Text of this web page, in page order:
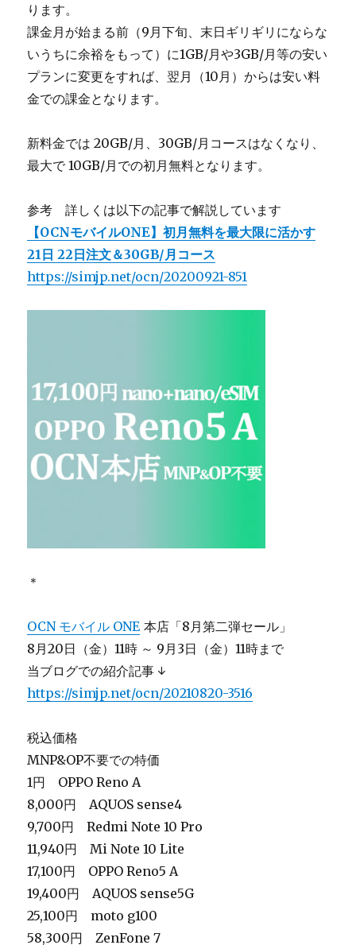
ります。
課金月が始まる前（9月下旬、末日ギリギリにならな
いうちに余裕をもって）に1GB/月や3GB/月等の安い
プランに変更をすれば、翌月（10月）からは安い料
金での課金となります。
新料金では 20GB/月、30GB/月コースはなくなり、
最大で 10GB/月での初月無料となります。
参考 詳しくは以下の記事で解説しています
【OCNモバイルONE】初月無料を最大限に活かす
21日 22日注文＆30GB/月コース
https://simjp.net/ocn/20200921-851
＊
OCN モバイル ONE 本店「8月第二弾セール」
8月20日（金）11時 ～ 9月3日（金）11時まで
当ブログでの紹介記事 ↓
https://simjp.net/ocn/20210820-3516
税込価格
MNP&OP不要での特価
1円 OPPO Reno A
8,000円 AQUOS sense4
9,700円 Redmi Note 10 Pro
11,940円 Mi Note 10 Lite
17,100円 OPPO Reno5 A
19,400円 AQUOS sense5G
25,100円 moto g100
58,300円 ZenFone 7